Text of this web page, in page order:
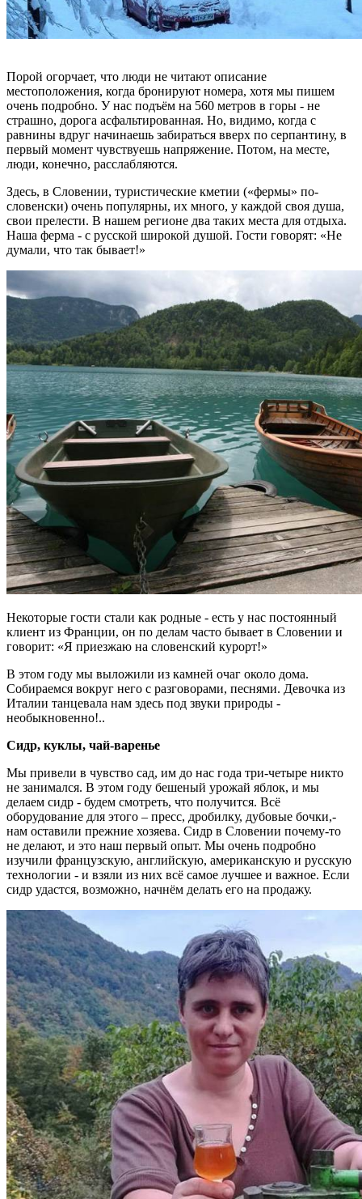
Порой огорчает, что люди не читают описание
местоположения, когда бронируют номера, хотя мы пишем
очень подробно. У нас подъём на 560 метров в горы - не
страшно, дорога асфальтированная. Но, видимо, когда с
равнины вдруг начинаешь забираться вверх по серпантину, в
первый момент чувствуешь напряжение. Потом, на месте,
люди, конечно, расслабляются.
Здесь, в Словении, туристические кметии («фермы» по-
словенски) очень популярны, их много, у каждой своя душа,
свои прелести. В нашем регионе два таких места для отдыха.
Наша ферма - с русской широкой душой. Гости говорят: «Не
думали, что так бывает!»
Некоторые гости стали как родные - есть у нас постоянный
клиент из Франции, он по делам часто бывает в Словении и
говорит: «Я приезжаю на словенский курорт!»
В этом году мы выложили из камней очаг около дома.
Собираемся вокруг него с разговорами, песнями. Девочка из
Италии танцевала нам здесь под звуки природы -
необыкновенно!..
Сидр, куклы, чай-варенье
Мы привели в чувство сад, им до нас года три-четыре никто
не занимался. В этом году бешеный урожай яблок, и мы
делаем сидр - будем смотреть, что получится. Всё
оборудование для этого – пресс, дробилку, дубовые бочки,-
нам оставили прежние хозяева. Сидр в Словении почему-то
не делают, и это наш первый опыт. Мы очень подробно
изучили французскую, английскую, американскую и русскую
технологии - и взяли из них всё самое лучшее и важное. Если
сидр удастся, возможно, начнём делать его на продажу.